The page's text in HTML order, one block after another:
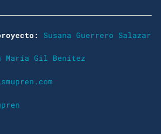
Susana Guerrero Salazar
María Gil Benítez